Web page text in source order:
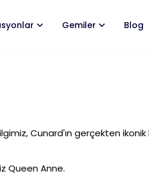
Gemiler Blog
Cunard'ın gerçekten
Queen Anne.